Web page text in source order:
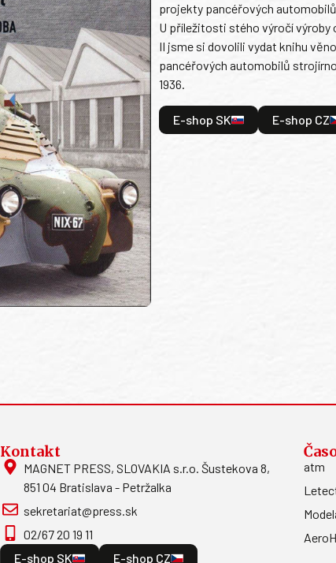
projekty pancéřových
U příležitosti stého výročí výroby
II jsme si dovolili vydat knihu
pancéřových automobilů
1936.
E-shop SK E-shop CZ
Kontakt
MAGNET PRESS, SLOVAKIA s.r.o. Šustekova 8,
851 04 Bratislava - Petržalka
sekretariat@press.sk
02/67 20 19 11
E-shop SK
E-shop CZ
atm